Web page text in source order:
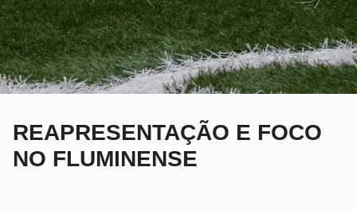
REAPRESENTAÇÃO E FOCO
NO FLUMINENSE